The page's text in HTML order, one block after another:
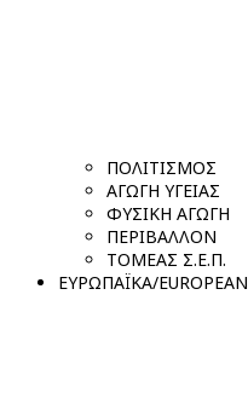
ΠΟΛΙΤΙΣΜΟΣ
ΑΓΩΓΗ ΥΓΕΙΑΣ
ΦΥΣΙΚΗ ΑΓΩΓΗ
ΠΕΡΙΒΑΛΛΟΝ
ΤΟΜΕΑΣ Σ.Ε.Π.
ΕΥΡΩΠΑΪΚΑ/EUROPEAN